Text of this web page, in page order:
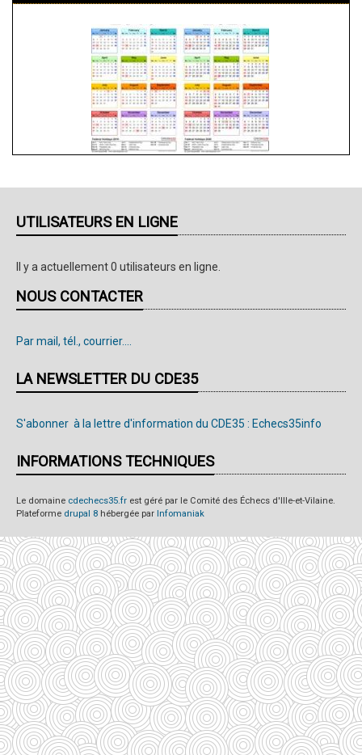
UTILISATEURS EN LIGNE
Il y a actuellement 0 utilisateurs en ligne.
NOUS CONTACTER
Par mail, tél., courrier....
LA NEWSLETTER DU CDE35
S'abonner à la lettre d'information du CDE35 : Echecs35info
INFORMATIONS TECHNIQUES
Le domaine cdechecs35.fr est géré par le Comité des Échecs d'Ille-et-Vilaine.
Plateforme drupal 8 hébergée par Infomaniak